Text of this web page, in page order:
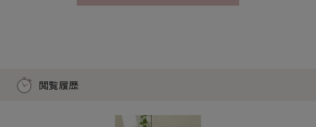
閲覧履歴